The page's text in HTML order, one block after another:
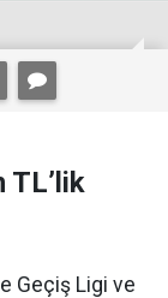
TL’lik
Geçiş Ligi ve